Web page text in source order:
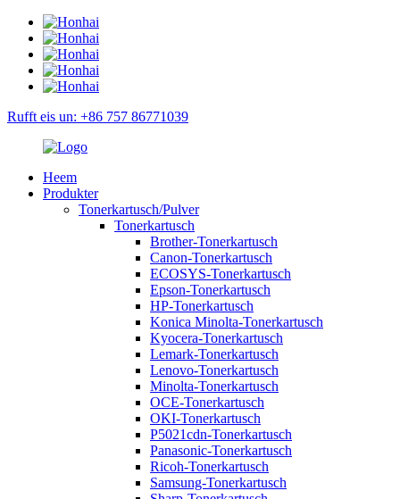
Rufft eis un: +86 757 86771039
Heem
Produkter
Tonerkartusch/Pulver
Tonerkartusch
Brother-Tonerkartusch
Canon-Tonerkartusch
ECOSYS-Tonerkartusch
Epson-Tonerkartusch
HP-Tonerkartusch
Konica Minolta-Tonerkartusch
Kyocera-Tonerkartusch
Lemark-Tonerkartusch
Lenovo-Tonerkartusch
Minolta-Tonerkartusch
OCE-Tonerkartusch
OKI-Tonerkartusch
P5021cdn-Tonerkartusch
Panasonic-Tonerkartusch
Ricoh-Tonerkartusch
Samsung-Tonerkartusch